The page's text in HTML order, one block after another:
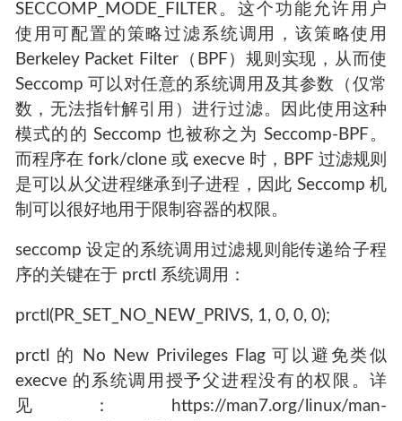
SECCOMP_MODE_FILTER。这个功能允许用户
使用可配置的策略过滤系统调用，该策略使用
Berkeley Packet Filter（BPF）规则实现，从而使
Seccomp 可以对任意的系统调用及其参数（仅常
数，无法指针解引用）进行过滤。因此使用这种
模式的的 Seccomp 也被称之为 Seccomp-BPF。
而程序在 fork/clone 或 execve 时，BPF 过滤规则
是可以从父进程继承到子进程，因此 Seccomp 机
制可以很好地用于限制容器的权限。
seccomp 设定的系统调用过滤规则能传递给子程
序的关键在于 prctl 系统调用：
prctl(PR_SET_NO_NEW_PRIVS, 1, 0, 0, 0);
prctl 的 No New Privileges Flag 可以避免类似
execve 的系统调用授予父进程没有的权限。详
见：https://man7.org/linux/man-